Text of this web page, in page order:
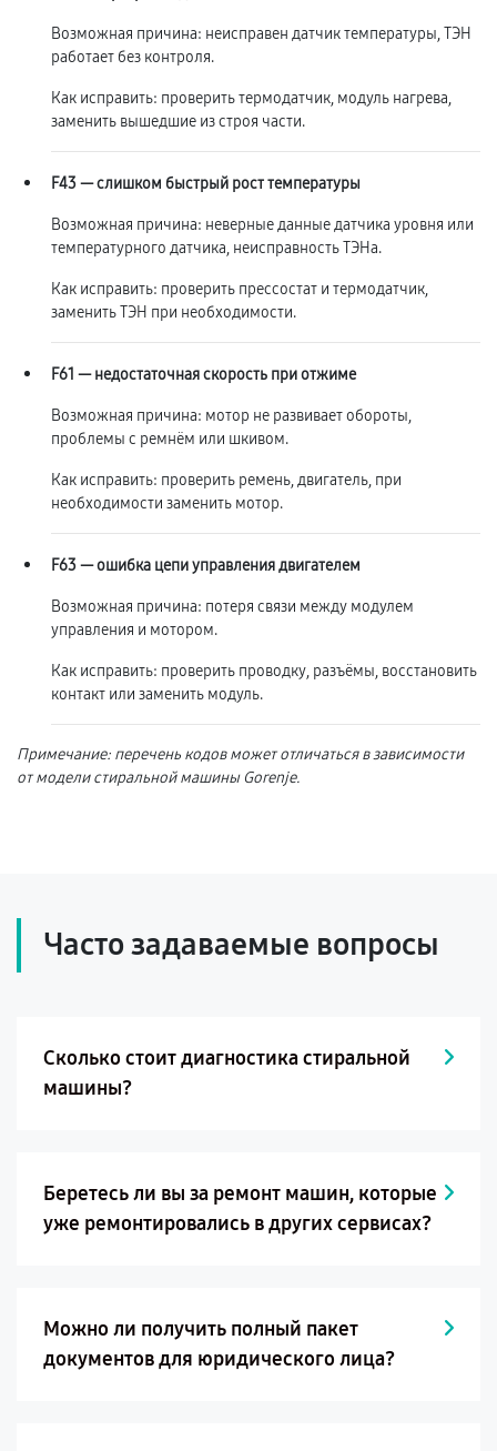
Возможная причина: неисправен датчик температуры, ТЭН
работает без контроля.
Как исправить: проверить термодатчик, модуль нагрева,
заменить вышедшие из строя части.
F43 — слишком быстрый рост температуры
Возможная причина: неверные данные датчика уровня или
температурного датчика, неисправность ТЭНа.
Как исправить: проверить прессостат и термодатчик,
заменить ТЭН при необходимости.
F61 — недостаточная скорость при отжиме
Возможная причина: мотор не развивает обороты,
проблемы с ремнём или шкивом.
Как исправить: проверить ремень, двигатель, при
необходимости заменить мотор.
F63 — ошибка цепи управления двигателем
Возможная причина: потеря связи между модулем
управления и мотором.
Как исправить: проверить проводку, разъёмы, восстановить
контакт или заменить модуль.
Примечание: перечень кодов может отличаться в зависимости
от модели стиральной машины Gorenje.
Часто задаваемые вопросы
Сколько стоит диагностика стиральной
машины?
Беретесь ли вы за ремонт машин, которые
уже ремонтировались в других сервисах?
Можно ли получить полный пакет
документов для юридического лица?